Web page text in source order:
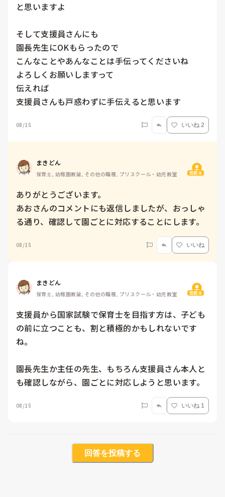
と思いますよ
そして支援員さんにも
園長先生にOKもらったので
こんなことやあんなことは手伝ってくださいね
よろしくお願いしますって
伝えれば
08/15 いいね 2
まきどん
保育士, 幼稚園教諭, その他の職種, プリスクール・幼児教室 質問主
ありがとうございます。
あおさんのコメントにも返信しましたが、おっしゃ
る通り、確認して園ごとに対応することにします。
08/15 いいね
まきどん
保育士, 幼稚園教諭, その他の職種, プリスクール・幼児教室 質問主
支援員から国家試験で保育士を目指す方は、子ども
の前に立つことも、割と積極的かもしれないです
ね。
園長先生か主任の先生、もちろん支援員さん本人と
も確認しながら、園ごとに対応しようと思います。
08/15 いいね 1
回答を投稿する